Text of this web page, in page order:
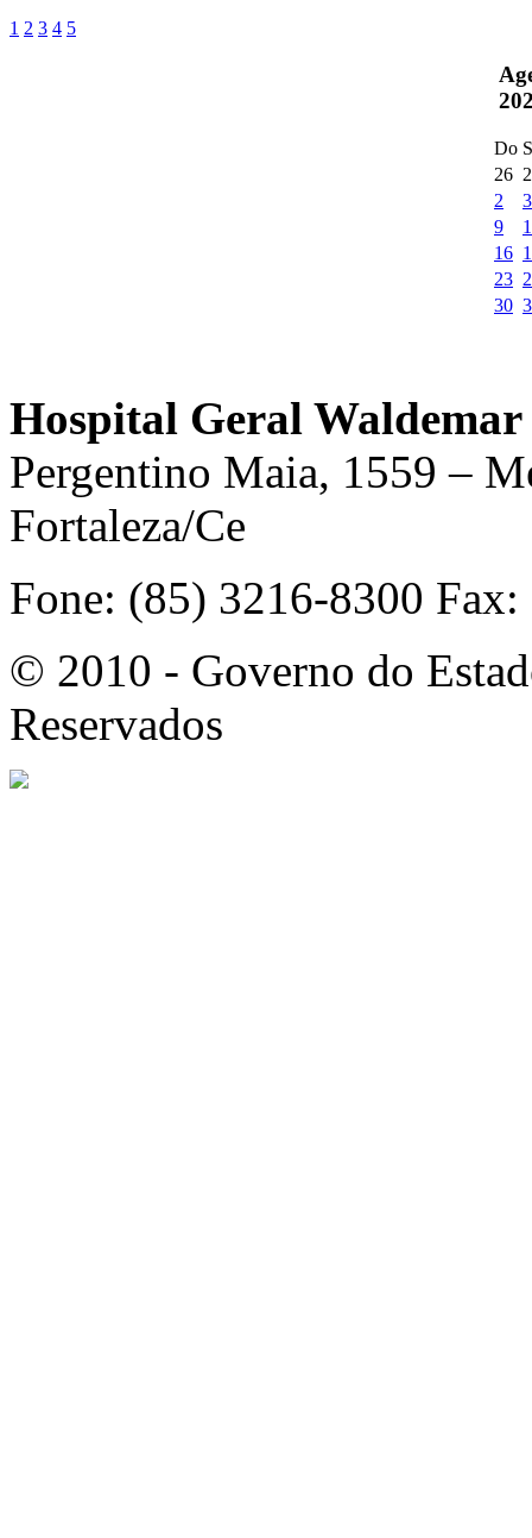
1 2 3 4 5
Do
26
2
3
9
16
23
30
Hospital Geral
Pergentino Maia, 1559 –
Fortaleza/Ce
Fone: (85) 3216-8300
© 2010 - Governo do
Reservados